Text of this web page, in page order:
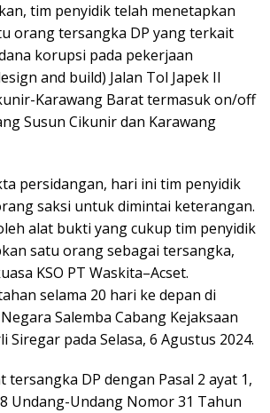
tim penyidik telah menetapkan
orang tersangka DP yang terkait
korupsi pada pekerjaan
and build) Jalan Tol Japek II
Karawang Barat termasuk on/off
Susun Cikunir dan Karawang
persidangan, hari ini tim penyidik
saksi untuk dimintai keterangan.
alat bukti yang cukup tim penyidik
satu orang sebagai tersangka,
KSO PT Waskita–Acset.
selama 20 hari ke depan di
Salemba Cabang Kejaksaan
Siregar pada Selasa, 6 Agustus 2024.
tersangka DP dengan Pasal 2 ayat 1,
Undang-Undang Nomor 31 Tahun